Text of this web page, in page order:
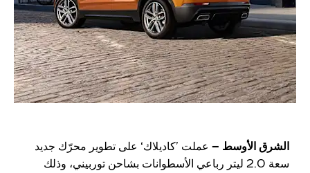
الشرق الأوسط – عملت ’كاديلاك‘ على تطوير محرّك جديد
سعة 2.0 ليتر رباعي الأسطوانات بشاحن توربيني، وذلك